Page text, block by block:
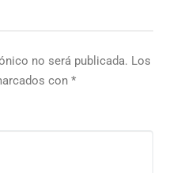
no será publicada. Los
con *